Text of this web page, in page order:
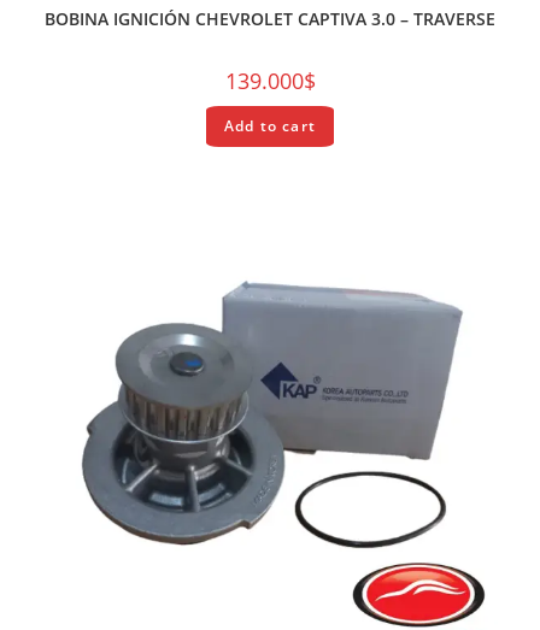
BOBINA IGNICIÓN CHEVROLET CAPTIVA 3.0 – TRAVERSE
139.000$
Add to cart